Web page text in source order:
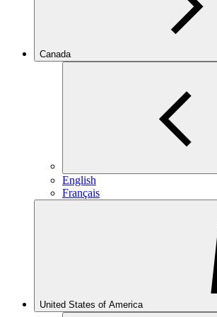
Canada
English
Français
United States of America